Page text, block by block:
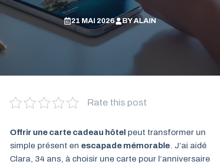
21 MAI 2026 BYALAIN
Rate this post
Offrir une carte cadeau hôtel peut transformer un
simple présent en escapade mémorable. J’ai aidé
Clara, 34 ans, à choisir une carte pour l’anniversaire